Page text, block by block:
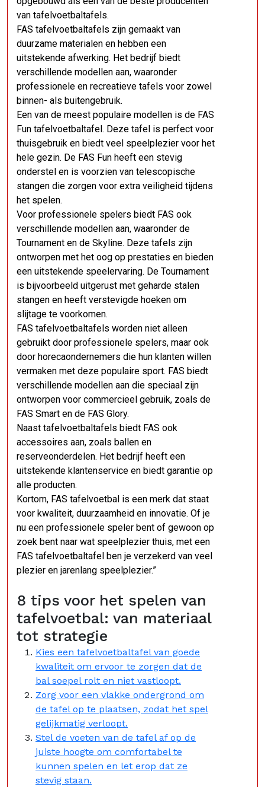
van tafelvoetbaltafels.
FAS tafelvoetbaltafels zijn gemaakt van
duurzame materialen en hebben een
uitstekende afwerking. Het bedrijf biedt
verschillende modellen aan, waaronder
professionele en recreatieve tafels voor zowel
binnen- als buitengebruik.
Een van de meest populaire modellen is de FAS
Fun tafelvoetbaltafel. Deze tafel is perfect voor
thuisgebruik en biedt veel speelplezier voor het
hele gezin. De FAS Fun heeft een stevig
onderstel en is voorzien van telescopische
stangen die zorgen voor extra veiligheid tijdens
het spelen.
Voor professionele spelers biedt FAS ook
verschillende modellen aan, waaronder de
Tournament en de Skyline. Deze tafels zijn
ontworpen met het oog op prestaties en bieden
een uitstekende speelervaring. De Tournament
is bijvoorbeeld uitgerust met geharde stalen
stangen en heeft verstevigde hoeken om
slijtage te voorkomen.
FAS tafelvoetbaltafels worden niet alleen
gebruikt door professionele spelers, maar ook
door horecaondernemers die hun klanten willen
vermaken met deze populaire sport. FAS biedt
verschillende modellen aan die speciaal zijn
ontworpen voor commercieel gebruik, zoals de
FAS Smart en de FAS Glory.
Naast tafelvoetbaltafels biedt FAS ook
accessoires aan, zoals ballen en
reserveonderdelen. Het bedrijf heeft een
uitstekende klantenservice en biedt garantie op
alle producten.
Kortom, FAS tafelvoetbal is een merk dat staat
voor kwaliteit, duurzaamheid en innovatie. Of je
nu een professionele speler bent of gewoon op
zoek bent naar wat speelplezier thuis, met een
FAS tafelvoetbaltafel ben je verzekerd van veel
plezier en jarenlang speelplezier.”
8 tips voor het spelen van
tafelvoetbal: van materiaal
tot strategie
Kies een tafelvoetbaltafel van goede
kwaliteit om ervoor te zorgen dat de
bal soepel rolt en niet vastloopt.
Zorg voor een vlakke ondergrond om
de tafel op te plaatsen, zodat het spel
gelijkmatig verloopt.
Stel de voeten van de tafel af op de
juiste hoogte om comfortabel te
kunnen spelen en let erop dat ze
stevig staan.